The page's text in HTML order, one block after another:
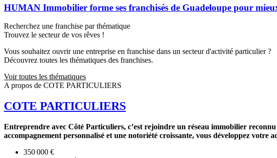
HUMAN Immobilier forme ses franchisés de Guadeloupe pour
Recherchez une franchise par thématique
Trouvez le secteur de vos rêves !
Vous souhaitez ouvrir une entreprise en franchise dans un secteur d'activité particulier ?
Découvrez toutes les thématiques des franchises.
Voir toutes les thématiques
A propos de COTE PARTICULIERS
COTE PARTICULIERS
Entreprendre avec Côté Particuliers, c’est rejoindre un réseau immobilier
accompagnement personnalisé et une notoriété croissante, vous développez votre
350 000 €